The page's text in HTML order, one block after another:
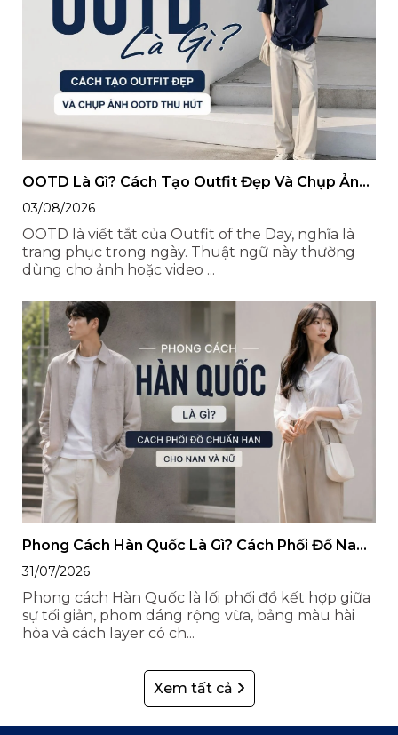
OOTD Là Gì? Cách Tạo Outfit Đẹp Và Chụp Ảnh
OOTD Thu Hút
03/08/2026
OOTD là viết tắt của Outfit of the Day, nghĩa là
trang phục trong ngày. Thuật ngữ này thường
dùng cho ảnh hoặc video ...
Phong Cách Hàn Quốc Là Gì? Cách Phối Đồ Nam
Nữ Style Hàn Quốc
31/07/2026
Phong cách Hàn Quốc là lối phối đồ kết hợp giữa
sự tối giản, phom dáng rộng vừa, bảng màu hài
hòa và cách layer có ch...
Xem tất cả